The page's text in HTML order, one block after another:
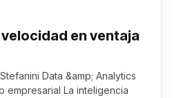
en ventaja
Data &amp; Analytics
empresarial La inteligencia